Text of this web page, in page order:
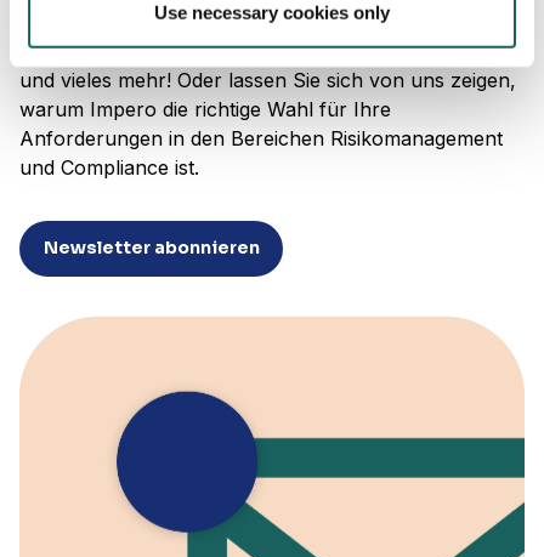
Use necessary cookies only
dem Laufenden – Einladungen zu Webinaren und
Veranstaltungen, exklusive Inhalte, Produktneuheiten
und vieles mehr! Oder lassen Sie sich von uns zeigen,
warum Impero die richtige Wahl für Ihre
Anforderungen in den Bereichen Risikomanagement
und Compliance ist.
Newsletter abonnieren